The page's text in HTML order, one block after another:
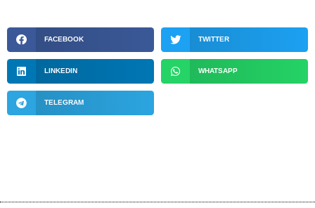
FACEBOOK TWITTER
LINKEDIN WHATSAPP
TELEGRAM